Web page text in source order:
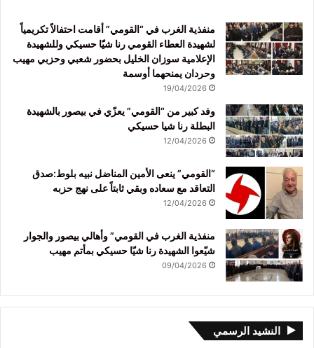
منفذية الغرب في “القومي” أقامت احتفالاً تكريمياً
لشهيدة العطاء القومي رنا شيّا حسيكي وللشهيدة
الإعلامية سوزان الخليل بحضور شعبي وحزبي مهيب
وحردان يمنحهما أوسمة
19/04/2026
وفد كبير من “القومي” يعزّي في بيصور بالشهيدة
البطلة رنا شيا حسيكي
12/04/2026
“القومي” ينعى الأمين المناضل نبيه بلوط:صدق
التعاقد مع سعاده وبقي ثابتاً على نهج حزبه
12/04/2026
منفذية الغرب في القومي” وأهالي بيصور والجوار
شيّعوا الشهيدة رنا شيّا حسيكي بمأتم مهيب
09/04/2026
النشيد الرسمي